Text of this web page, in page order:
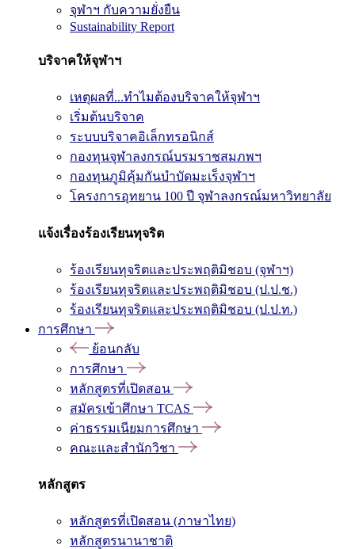
จุฬาฯ กับความยั่งยืน
Sustainability Report
บริจาคให้จุฬาฯ
เหตุผลที่...ทำไมต้องบริจาคให้จุฬาฯ
เริ่มต้นบริจาค
ระบบบริจาคอิเล็กทรอนิกส์
กองทุนจุฬาลงกรณ์บรมราชสมภพฯ
กองทุนภูมิคุ้มกันบำบัดมะเร็งจุฬาฯ
โครงการอุทยาน 100 ปี จุฬาลงกรณ์มหาวิทยาลัย
แจ้งเรื่องร้องเรียนทุจริต
ร้องเรียนทุจริตและประพฤติมิชอบ (จุฬาฯ)
ร้องเรียนทุจริตและประพฤติมิชอบ (ป.ป.ช.)
ร้องเรียนทุจริตและประพฤติมิชอบ (ป.ป.ท.)
การศึกษา
ย้อนกลับ
การศึกษา
หลักสูตรที่เปิดสอน
สมัครเข้าศึกษา TCAS
ค่าธรรมเนียมการศึกษา
คณะและสำนักวิชา
หลักสูตร
หลักสูตรที่เปิดสอน (ภาษาไทย)
หลักสูตรนานาชาติ